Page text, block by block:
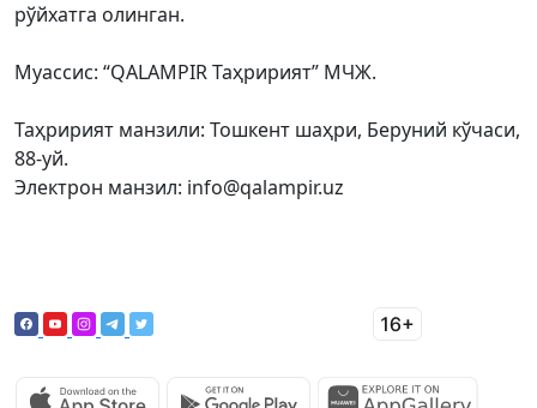
рўйхатга олинган.
Муассис: “QALAMPIR Таҳририят” МЧЖ.
Таҳририят манзили: Тошкент шаҳри, Беруний кўчаси,
88-уй.
Электрон манзил: info@qalampir.uz